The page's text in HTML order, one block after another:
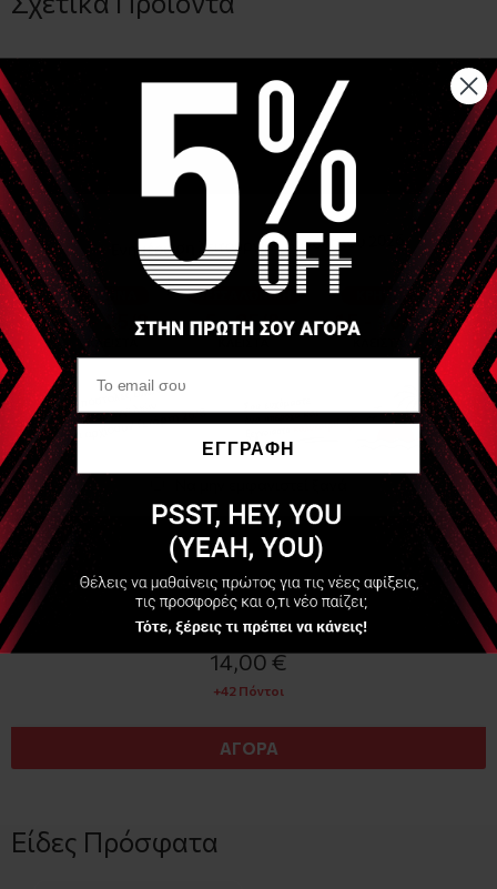
Ψαλίδι Ειδικό για χρήση με αυτοκόλλητες ταινίες 21.5cm
(Scissor Special for taping use)
Διαθέσιμο
14,00 €
+42 Πόντοι
ΑΓΟΡΑ
Είδες Πρόσφατα
ΕΓΓΡΑΦΗ